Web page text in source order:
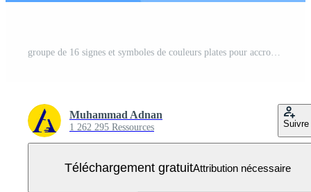
groupe de 16 signes et symboles de couleurs plates pour accrocher la page de cadre à payer pack modifiable d'éléments de conception de vecteur créatif Vecteur Gratuit
Muhammad Adnan
1 262 295 Ressources Suivre
Téléchargement gratuitAttribution nécessaire